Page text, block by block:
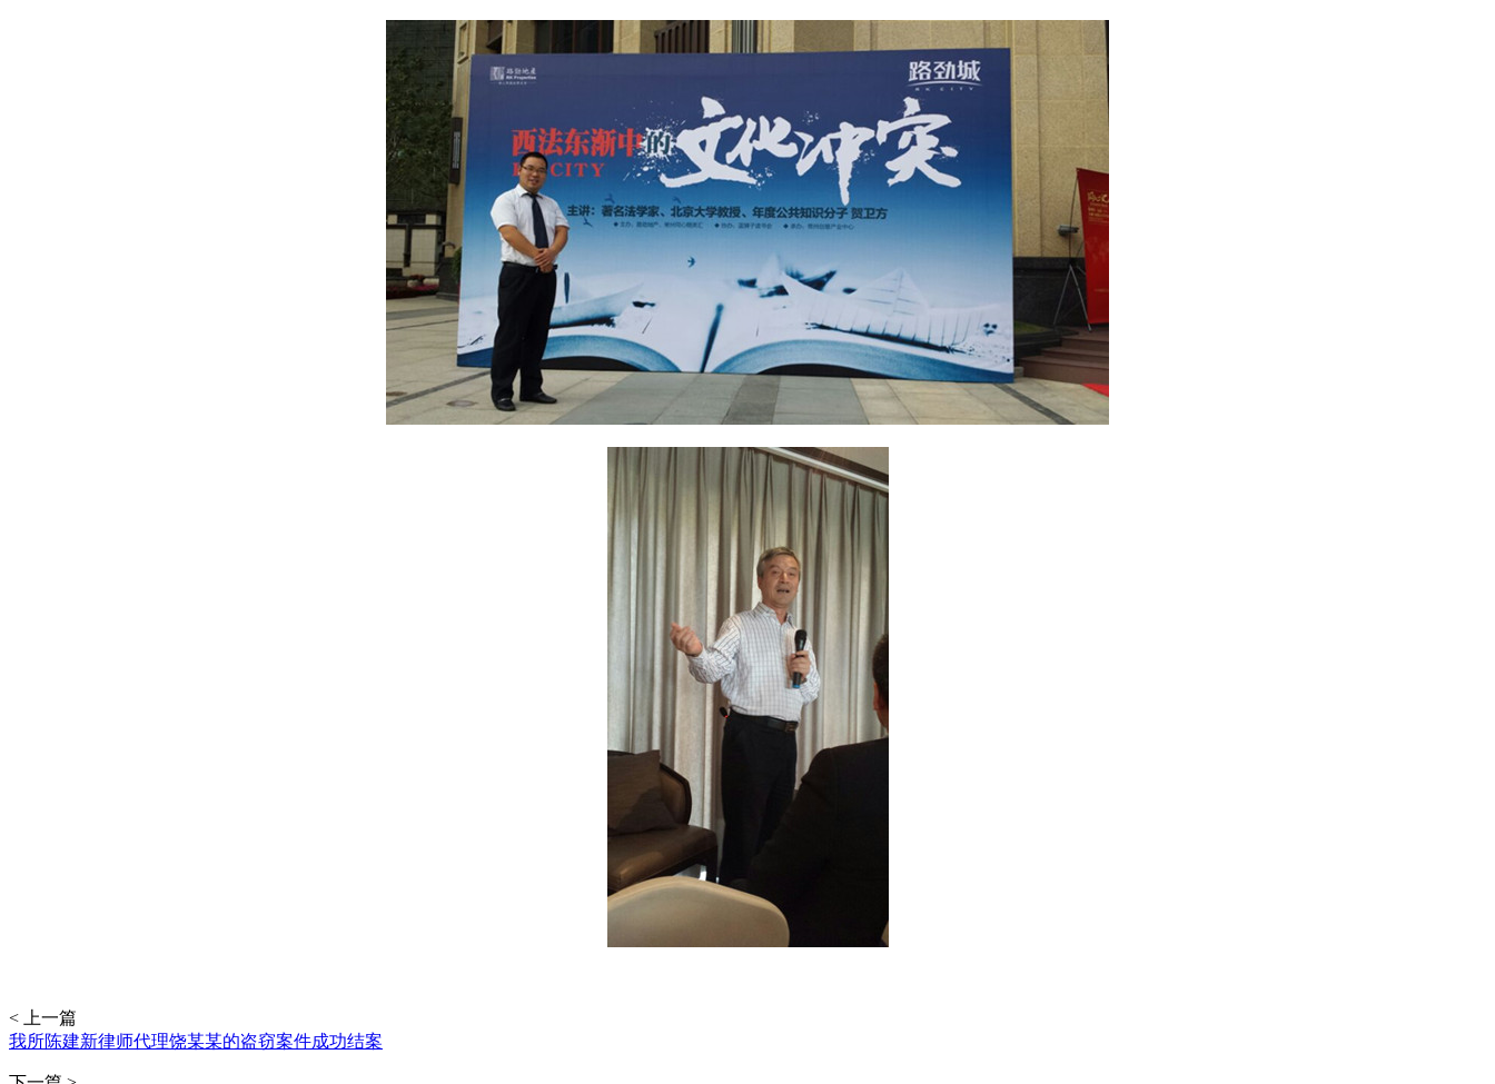
< 上一篇
我所陈建新律师代理饶某某的盗窃案件成功结案